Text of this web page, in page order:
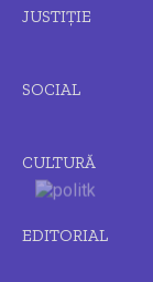
JUSTIȚIE
SOCIAL
CULTURĂ
EDITORIAL